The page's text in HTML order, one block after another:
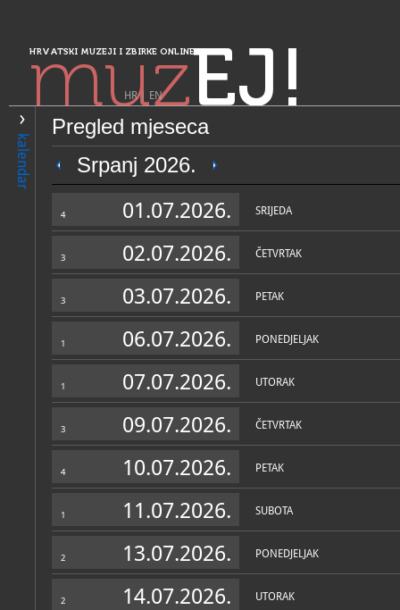
HRVATSKI MUZEJI I ZBIRKE ONLINE
muzEJ!
HR| EN
kalendar
Pregled mjeseca
Srpanj 2026.
4 01.07.2026. SRIJEDA
3 02.07.2026. ČETVRTAK
3 03.07.2026. PETAK
1 06.07.2026. PONEDJELJAK
1 07.07.2026. UTORAK
3 09.07.2026. ČETVRTAK
4 10.07.2026. PETAK
1 11.07.2026. SUBOTA
2 13.07.2026. PONEDJELJAK
2 14.07.2026. UTORAK
PRETRAŽIVANJE
Sjeverozapadna Hrvatska
Gradski muzej Križevci
OPĆI PODACI
Zbirke